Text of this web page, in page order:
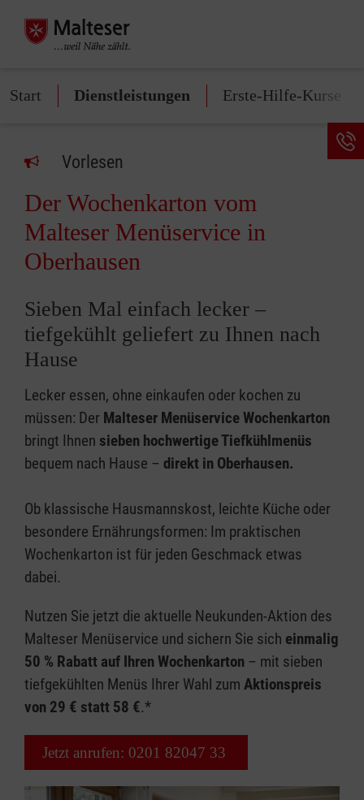
Start Dienstleistungen Erste-Hilfe-Kurse
Vorlesen
Der Wochenkarton vom
Malteser Menüservice in
Oberhausen
Sieben Mal einfach lecker –
tiefgekühlt geliefert zu Ihnen nach
Hause
Lecker essen, ohne einkaufen oder kochen zu
müssen: Der Malteser Menüservice Wochenkarton
bringt Ihnen sieben hochwertige Tiefkühlmenüs
bequem nach Hause – direkt in Oberhausen.
Ob klassische Hausmannskost, leichte Küche oder
besondere Ernährungsformen: Im praktischen
Wochenkarton ist für jeden Geschmack etwas
dabei.
Nutzen Sie jetzt die aktuelle Neukunden-Aktion des
Malteser Menüservice und sichern Sie sich einmalig
50 % Rabatt auf Ihren Wochenkarton – mit sieben
tiefgekühlten Menüs Ihrer Wahl zum Aktionspreis
von 29 € statt 58 €.*
Jetzt anrufen: 0201 82047 33